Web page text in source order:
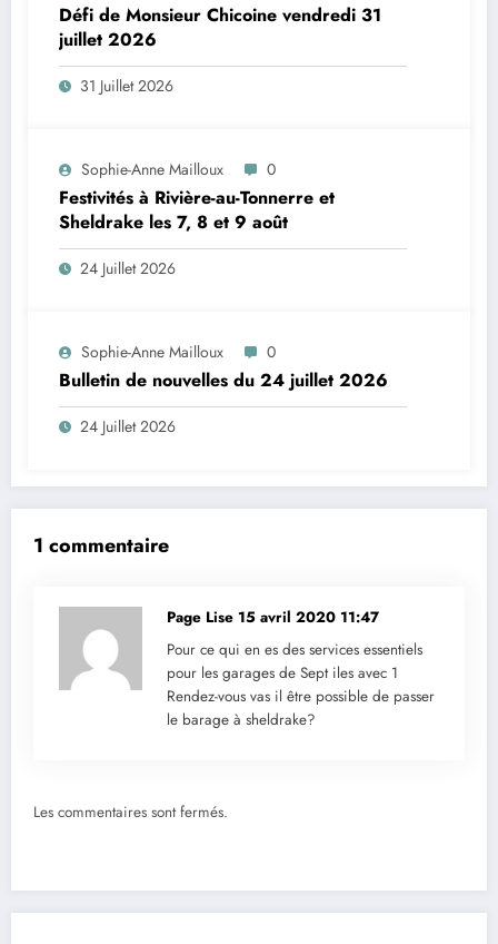
Défi de Monsieur Chicoine vendredi 31
juillet 2026
31 Juillet 2026
Sophie-Anne Mailloux 0
Festivités à Rivière-au-Tonnerre et
Sheldrake les 7, 8 et 9 août
24 Juillet 2026
Sophie-Anne Mailloux 0
Bulletin de nouvelles du 24 juillet 2026
24 Juillet 2026
1 commentaire
Page Lise 15 avril 2020 11:47
Pour ce qui en es des services essentiels
pour les garages de Sept iles avec 1
Rendez-vous vas il être possible de passer
le barage à sheldrake?
Les commentaires sont fermés.